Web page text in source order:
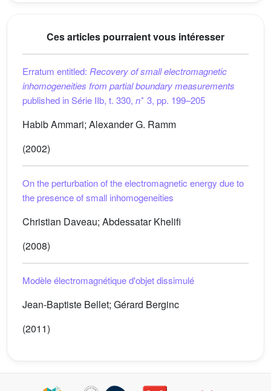
Ces articles pourraient vous intéresser
Erratum entitled: Recovery of small electromagnetic
inhomogeneities from partial boundary measurements
published in Série IIb, t. 330, n∘ 3, pp. 199–205
Habib Ammari; Alexander G. Ramm
(2002)
On the perturbation of the electromagnetic energy due to
the presence of small inhomogeneities
Christian Daveau; Abdessatar Khelifi
(2008)
Modèle électromagnétique d'objet dissimulé
Jean-Baptiste Bellet; Gérard Berginc
(2011)